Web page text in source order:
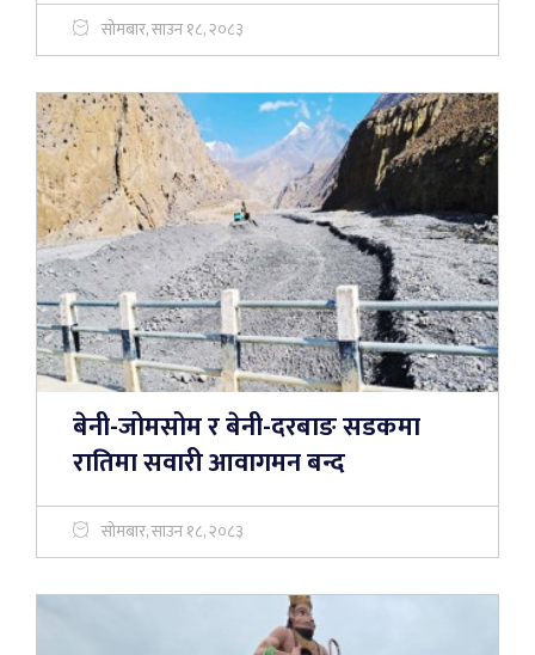
सोमबार, साउन १८, २०८३
बेनी-जोमसोम र बेनी-दरबाङ सडकमा
रातिमा सवारी आवागमन बन्द
सोमबार, साउन १८, २०८३